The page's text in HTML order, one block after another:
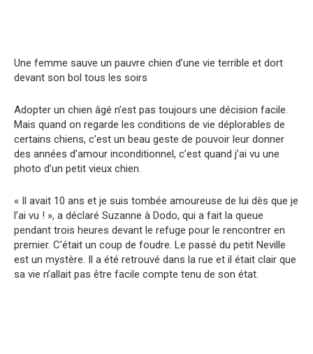
Une femme sauve un pauvre chien d’une vie terrible et dort
devant son bol tous les soirs
Adopter un chien âgé n’est pas toujours une décision facile.
Mais quand on regarde les conditions de vie déplorables de
certains chiens, c’est un beau geste de pouvoir leur donner
des années d’amour inconditionnel, c’est quand j’ai vu une
photo d’un petit vieux chien.
« Il avait 10 ans et je suis tombée amoureuse de lui dès que je
l’ai vu ! », a déclaré Suzanne à Dodo, qui a fait la queue
pendant trois heures devant le refuge pour le rencontrer en
premier. C’était un coup de foudre. Le passé du petit Neville
est un mystère. Il a été retrouvé dans la rue et il était clair que
sa vie n’allait pas être facile compte tenu de son état.